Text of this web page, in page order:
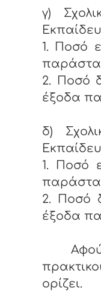
γ)
1. Ποσό
2. Ποσό
έξοδα
δ)
1. Ποσό
2. Ποσό
έξοδα
ορίζει.